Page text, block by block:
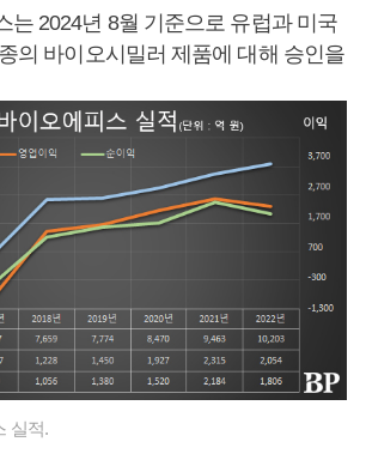
는 2024년 8월 기준으로 유럽과 미국
의 바이오시밀러 제품에 대해 승인을
실적.